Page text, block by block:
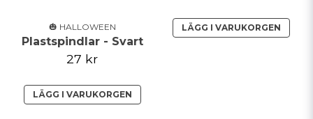
🎃 HALLOWEEN
Plastspindlar - Svart
27 kr
LÄGG I VARUKORGEN
LÄGG I VARUKORGEN